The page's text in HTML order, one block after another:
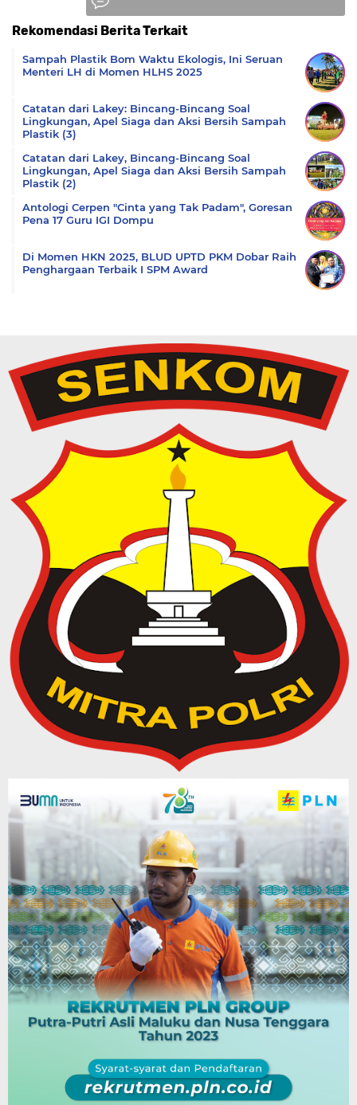
Rekomendasi Berita Terkait
Sampah Plastik Bom Waktu Ekologis, Ini Seruan
Menteri LH di Momen HLHS 2025
Catatan dari Lakey: Bincang-Bincang Soal
Lingkungan, Apel Siaga dan Aksi Bersih Sampah
Plastik (3)
Catatan dari Lakey, Bincang-Bincang Soal
Lingkungan, Apel Siaga dan Aksi Bersih Sampah
Plastik (2)
Antologi Cerpen "Cinta yang Tak Padam", Goresan
Pena 17 Guru IGI Dompu
Di Momen HKN 2025, BLUD UPTD PKM Dobar Raih
Penghargaan Terbaik I SPM Award